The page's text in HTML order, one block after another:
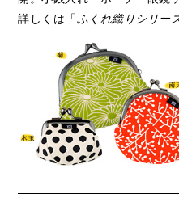
詳しくは「ふくれ織りシリー